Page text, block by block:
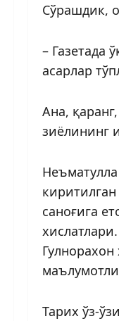
Сўрашдик,
– Газетада
асарлар
Ана,
зиёлининг
саноғига
Тарих ўз-